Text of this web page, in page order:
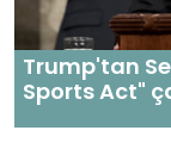
Trump'tan
Sports Act"